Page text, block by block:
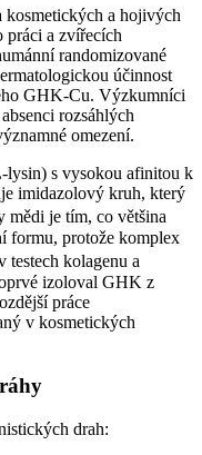
kosmetických a hojivých
práci a zvířecích
randomizované
účinnost
GHK-Cu. Výzkumníci
rozsáhlých
omezení.
s vysokou afinitou k
imidazolový kruh, který
mědi je tím, co většina
formu, protože komplex
testech kolagenu a
izoloval GHK z
práce
v kosmetických
drah: